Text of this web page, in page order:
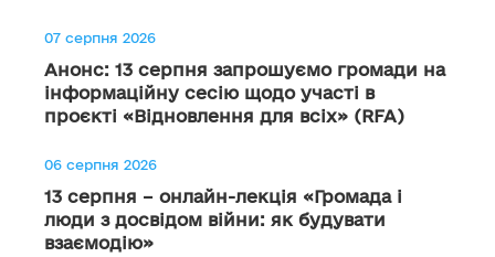
07 серпня 2026
Анонс: 13 серпня запрошуємо громади на
інформаційну сесію щодо участі в
проєкті «Відновлення для всіх» (RFA)
06 серпня 2026
13 серпня – онлайн-лекція «Громада і
люди з досвідом війни: як будувати
взаємодію»